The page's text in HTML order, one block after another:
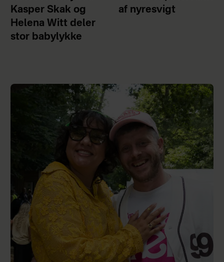
Kasper Skak og
Helena Witt deler
stor babylykke
af nyresvigt